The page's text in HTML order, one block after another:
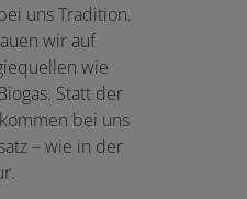
uns Tradition.
wir auf
wie
Statt der
bei uns
– wie in der